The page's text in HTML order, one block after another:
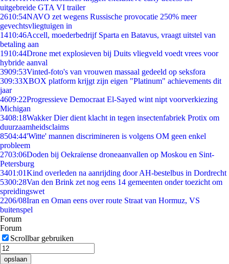
uitgebreide GTA VI trailer
2610:54NAVO zet wegens Russische provocatie 250% meer
gevechtsvliegtuigen in
1410:46Accell, moederbedrijf Sparta en Batavus, vraagt uitstel van
betaling aan
1910:44Drone met explosieven bij Duits vliegveld voedt vrees voor
hybride aanval
3909:53Vinted-foto's van vrouwen massaal gedeeld op seksfora
309:33XBOX platform krijgt zijn eigen "Platinum" achievements dit
jaar
4609:22Progressieve Democraat El-Sayed wint nipt voorverkiezing
Michigan
3408:18Wakker Dier dient klacht in tegen insectenfabriek Protix om
duurzaamheidsclaims
8504:44'Witte' mannen discrimineren is volgens OM geen enkel
probleem
2703:06Doden bij Oekraïense droneaanvallen op Moskou en Sint-
Petersburg
3401:01Kind overleden na aanrijding door AH-bestelbus in Dordrecht
5300:28Van den Brink zet nog eens 14 gemeenten onder toezicht om
spreidingswet
2206/08Iran en Oman eens over route Straat van Hormuz, VS
buitenspel
Forum
Forum
Scrollbar gebruiken
opslaan